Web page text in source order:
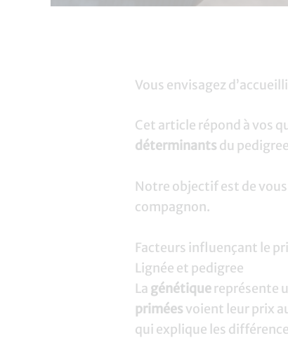
Vous envisagez
Cet article répond à vos
déterminants du
Notre objectif est de
compagnon.
Facteurs influençant le
Lignée et pedigree
La génétiquereprésente
priméesvoient leur prix
qui explique les